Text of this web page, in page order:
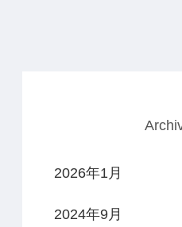
2026年1月
2024年9月